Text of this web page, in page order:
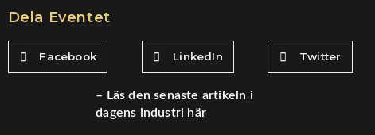
Dela Eventet
Facebook LinkedIn Twitter
– Läs den senaste artikeln i
dagens industri här